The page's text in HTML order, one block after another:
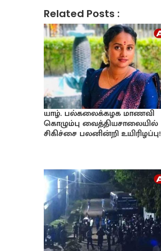
Related Posts :
யாழ். பல்கலைக்கழக மாணவி
கொழும்பு வைத்தியசாலையில்
சிகிச்சை பலனின்றி உயிரிழப்பு!